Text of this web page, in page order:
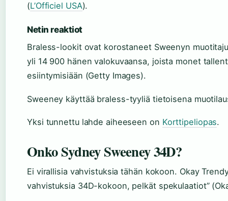
(L’Officiel USA).
Netin reaktiot
Braless-lookit ovat korostaneet Sweenyn
yli 14 900 hänen valokuvaansa, joista monet
esiintymisiään (Getty Images).
Sweeney käyttää braless-tyyliä tietoisena
Yksi tunnettu lahde aiheeseen on Korttipeliopas.
Onko Sydney Sweeney 34D?
Ei virallisia vahvistuksia tähän kokoon. Okay
vahvistuksia 34D-kokoon, pelkät spekulaatiot”